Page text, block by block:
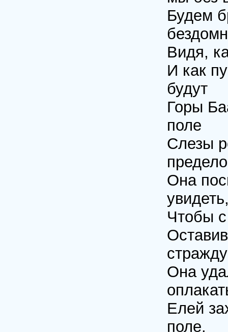
Будем
Видя,
И как
будут
Горы
поле
Слезы
Она
Чтобы
Она
Елей
поле.